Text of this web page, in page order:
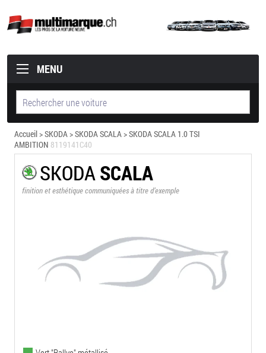
MENU
Accueil>SKODA>SKODA SCALA> SKODA SCALA 1.0 TSI
AMBITION 8119141C40
SKODASCALA
finition et esthétique communiquées à titre d’exemple